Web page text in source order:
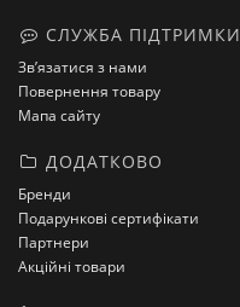
СЛУЖБА ПІДТРИМКИ
Зв’язатися з нами
Повернення товару
Мапа сайту
ДОДАТКОВО
Бренди
Подарункові сертифікати
Партнери
Акційні товари